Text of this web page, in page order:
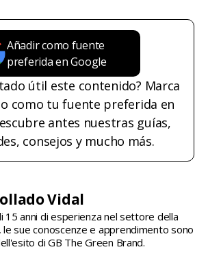
Añadir como fuente
preferida en Google
útil este contenido? Marca
como tu fuente preferida en
antes nuestras guías,
consejos y mucho más.
Vidal
15 anni di esperienza nel settore della
le sue conoscenze e apprendimento sono
di GB The Green Brand.